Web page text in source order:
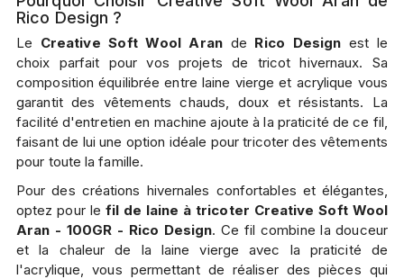
Rico Design ?
Le Creative Soft Wool Arande Rico Design est le
choix parfait pour vos projets de tricot hivernaux. Sa
composition équilibrée entre laine vierge et acrylique vous
garantit des vêtements chauds, doux et résistants. La
facilité d'entretien en machine ajoute à la praticité de ce fil,
faisant de lui une option idéale pour tricoter des vêtements
pour toute la famille.
Pour des créations hivernales confortables et élégantes,
optez pour le fil de laine à tricoter Creative Soft Wool
Aran - 100GR - Rico Design. Ce fil combine la douceur
et la chaleur de la laine vierge avec la praticité de
l'acrylique, vous permettant de réaliser des pièces qui